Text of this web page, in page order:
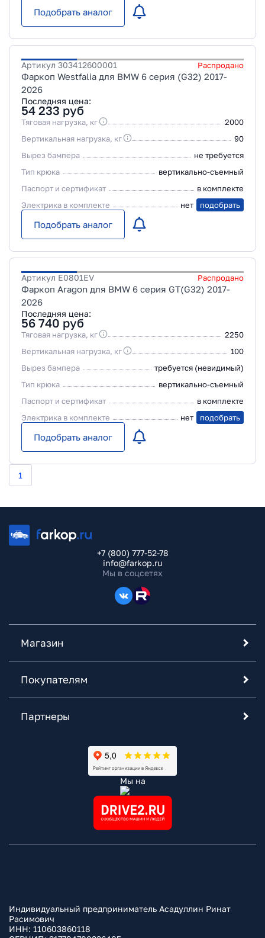
Подобрать аналог
Артикул 303412600001 Распродано
Фаркоп Westfalia для BMW 6 серия (G32) 2017-
2026
Последняя цена:
54 233 руб
Тяговая нагрузка, кг
2000
Вертикальная нагрузка, кг
90
Вырез бампера
не требуется
Тип крюка
вертикально-съемный
Паспорт и сертификат
в комплекте
Электрика в комплекте
нет подобрать
Подобрать аналог
Артикул E0801EV Распродано
Фаркоп Aragon для BMW 6 серия GT(G32) 2017-
2026
Последняя цена:
56 740 руб
Тяговая нагрузка, кг
2250
Вертикальная нагрузка, кг
100
Вырез бампера
требуется (невидимый)
Тип крюка
вертикально-съемный
Паспорт и сертификат
в комплекте
Электрика в комплекте
нет подобрать
Подобрать аналог
1
+7 (800) 777-52-78
info@farkop.ru
Мы в соцсетях
Магазин
Покупателям
Партнеры
Мы на
Индивидуальный предприниматель Асадуллин Ринат
Расимович
ИНН: 110603860118